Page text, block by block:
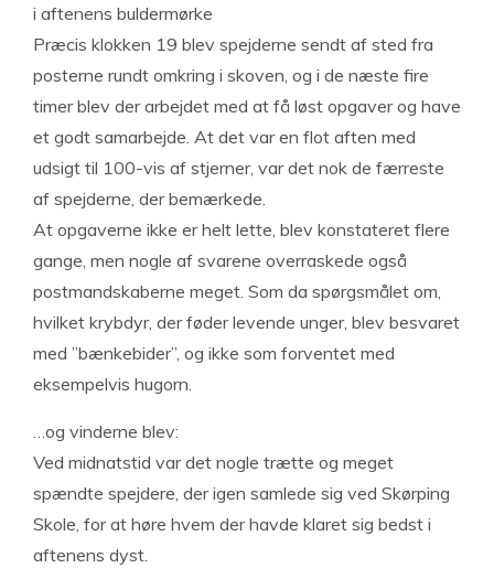
i aftenens buldermørke
Præcis klokken 19 blev spejderne sendt af sted fra
posterne rundt omkring i skoven, og i de næste fire
timer blev der arbejdet med at få løst opgaver og have
et godt samarbejde. At det var en flot aften med
udsigt til 100-vis af stjerner, var det nok de færreste
af spejderne, der bemærkede.
At opgaverne ikke er helt lette, blev konstateret flere
gange, men nogle af svarene overraskede også
postmandskaberne meget. Som da spørgsmålet om,
hvilket krybdyr, der føder levende unger, blev besvaret
med ”bænkebider”, og ikke som forventet med
eksempelvis hugorn.
…og vinderne blev:
Ved midnatstid var det nogle trætte og meget
spændte spejdere, der igen samlede sig ved Skørping
Skole, for at høre hvem der havde klaret sig bedst i
aftenens dyst.